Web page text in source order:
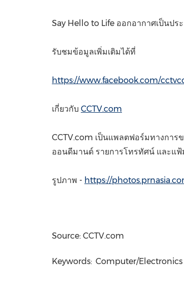
Say Hello to Life ออกอากาศเป็นปร
รับชมข้อมูลเพิ่มเติมได้ที่
https://www.facebook.com/
เกี่ยวกับ CCTV.com
CCTV.com เป็นแพลตฟอร์มทางการ
ออนดีมานด์ รายการโทรทัศน์ และแ
รูปภาพ - https://
Source: CCTV.com
Keywords: Computer/Electronics